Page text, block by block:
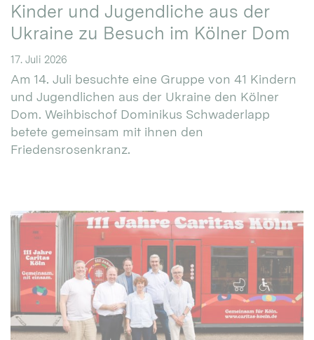
Kinder und Jugendliche aus der
Ukraine zu Besuch im Kölner Dom
17. Juli 2026
Am 14. Juli besuchte eine Gruppe von 41 Kindern
und Jugendlichen aus der Ukraine den Kölner
Dom. Weihbischof Dominikus Schwaderlapp
betete gemeinsam mit ihnen den
Friedensrosenkranz.